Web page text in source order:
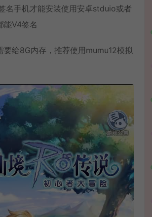
名手机才能安装使用安卓stduio或者
能V4签名
要给8G内存，推荐使用mumu12模拟